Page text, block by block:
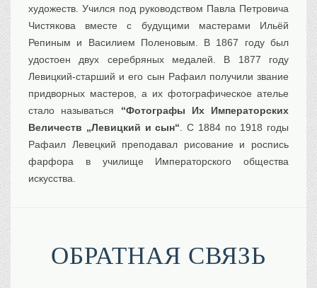
художеств. Учился под руководством Павла Петровича
Чистякова вместе с будущими мастерами Ильёй
Репиным и Василием Поленовым. В 1867 году был
удостоен двух серебряных медалей. В 1877 году
Левицкий-старший и его сын Рафаил получили звание
придворных мастеров, а их фотографическое ателье
стало называться “Фотографы Их Императорских
Величеств „Левицкий и сын“ . С 1884 по 1918 годы
Рафаил Левецкий преподавал рисование и роспись
фарфора в училище Императорского общества
искусства.
ОБРАТНАЯ СВЯЗЬ